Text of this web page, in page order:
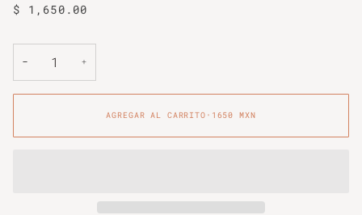
$ 1,650.00
− +
AGREGAR AL CARRITO • 1650 MXN